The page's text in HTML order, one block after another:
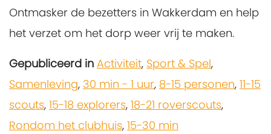
Ontmasker de bezetters in Wakkerdam en help
het verzet om het dorp weer vrij te maken.
Gepubliceerd in Activiteit, Sport & Spel,
Samenleving, 30 min - 1 uur, 8-15 personen, 11-15
scouts, 15-18 explorers, 18-21 roverscouts,
Rondom het clubhuis, 15-30 min